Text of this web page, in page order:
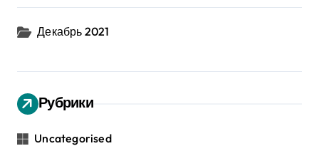
Декабрь 2021
Рубрики
Uncategorised